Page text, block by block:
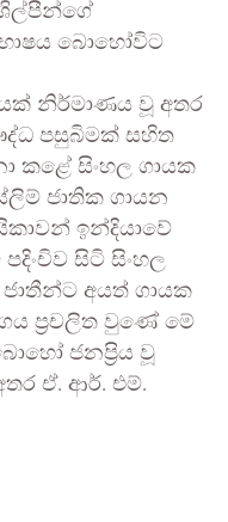
ශිල්පීන්ගේ
බොහෝවිට
නිර්මාණය වූ අතර
පසුබිමක් සහිත
කළේ සිංහල ගායක
ජාතික ගායන
ඉන්දියාවේ
සිටි සිංහල
අයත් ගායක
ප්‍රචලිත වු⁣ණේ මේ
ජනප්‍රිය වූ
ඒ. ආර්. එම්.